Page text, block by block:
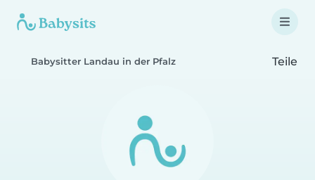
Babysitter Landau in der Pfalz Teile